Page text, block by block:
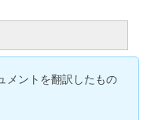
メントを翻訳したもの